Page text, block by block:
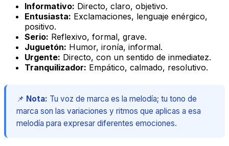
Informativo: Directo, claro, objetivo.
Entusiasta: Exclamaciones, lenguaje enérgico,
positivo.
Serio: Reflexivo, formal, grave.
Juguetón: Humor, ironía, informal.
Urgente: Directo, con un sentido de inmediatez.
Tranquilizador: Empático, calmado, resolutivo.
📌 Nota: Tu voz de marca es la melodía; tu tono de
marca son las variaciones y ritmos que aplicas a esa
melodía para expresar diferentes emociones.